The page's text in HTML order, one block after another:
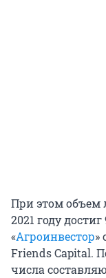
При этом объем
2021 году
«Агроинвестор»
Friends Capital.
числа